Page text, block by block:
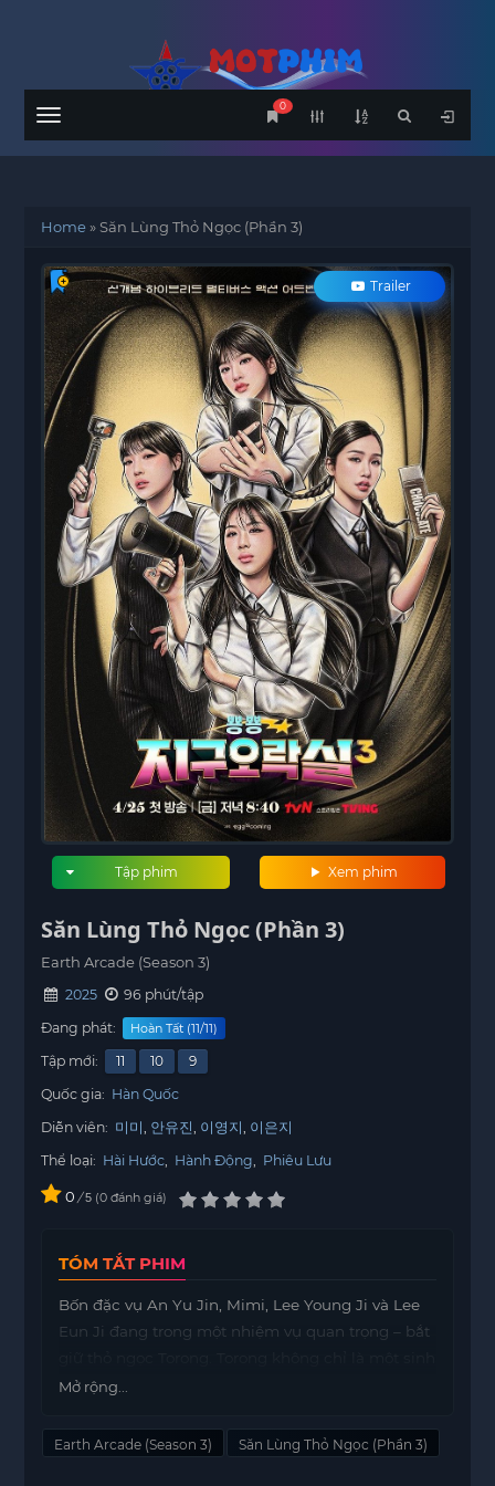
Menu
0
Home»Săn Lùng Thỏ Ngọc (Phần 3)
Trailer
Xem phim
Tập phim
Săn Lùng Thỏ Ngọc (Phần 3)
Earth Arcade (Season 3)
2025
96 phút/tập
Đang phát:
Hoàn Tất (11/11)
Tập mới: 11 10
9
Quốc gia: Hàn Quốc
Diễn viên: 미미 안유진 이영지 이은지
Thể loại: Hài Hước, Hành Động, Phiêu Lưu
0 / 5 0 đánh giá
TÓM TẮT PHIM
Bốn đặc vụ An Yu Jin, Mimi, Lee Young Ji và Lee
Eun Ji đang trong một nhiệm vụ quan trọng – bắt
vật huyền bí mà còn là kẻ đã đánh cắp thẻ của
bắt đầu khi các đặc vụ nhận được thông tin về nơi
Mở rộng...
Earth Arcade (Season 3) Săn Lùng Thỏ Ngọc (Phần 3)